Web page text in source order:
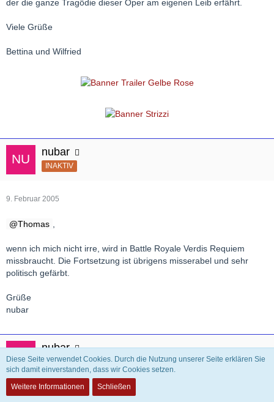
der die ganze Tragödie dieser Oper am eigenen Leib erfährt.
Viele Grüße
Bettina und Wilfried
nubar
INAKTIV
9. Februar 2005
Thomas
wenn ich mich nicht irre, wird in Battle Royale Verdis Requiem
missbraucht. Die Fortsetzung ist übrigens misserabel und sehr
politisch gefärbt.
Grüße
nubar
nubar
INAKTIV
9. Februar 2005
Diese Seite verwendet Cookies. Durch die Nutzung unserer Seite erklären Sie
sich damit einverstanden, dass wir Cookies setzen.
Weitere Informationen
Schließen